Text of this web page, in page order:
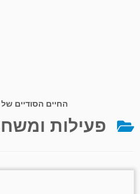
החיים הסודיים
פעילות